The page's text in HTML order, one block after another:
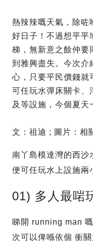
熱辣辣嘅天氣，除咗
好日子！不過想平平
梯，無新意之餘仲要
到雅興盡失。今次介
心，只要平民價錢就
可任玩水彈床關卡、
及等設施，今個夏天
文：祖迪 ; 圖片：相
南丫島模達灣的西沙
便可任玩水上設施兩
01) 多人最啱
睇開 running man
次可以俾喺依個 衝